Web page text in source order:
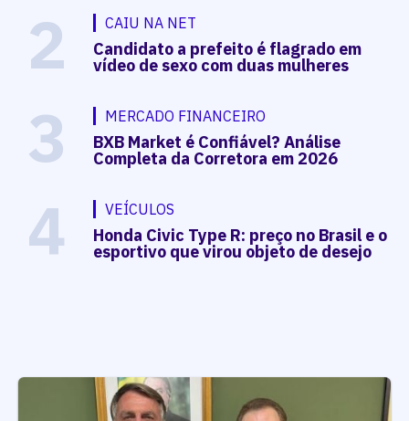
2 CAIU NA NET
Candidato a prefeito é flagrado em
vídeo de sexo com duas mulheres
3 MERCADO FINANCEIRO
BXB Market é Confiável? Análise
Completa da Corretora em 2026
4 VEÍCULOS
Honda Civic Type R: preço no Brasil e o
esportivo que virou objeto de desejo